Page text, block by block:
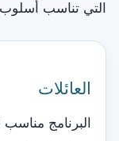
التي تناسب
العائلات
البرنامج مناسب